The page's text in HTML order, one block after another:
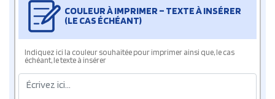
COULEUR À IMPRIMER – TEXTE À INSÉRER
(LE CAS ÉCHÉANT)
Indiquez ici la couleur souhaitée pour imprimer ainsi que, le cas
échéant, le texte à insérer